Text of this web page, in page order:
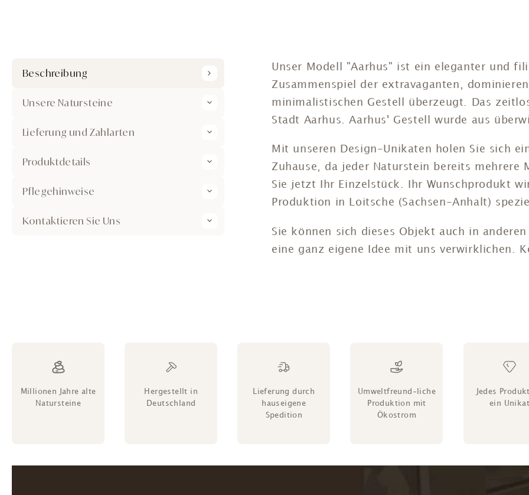
Beschreibung
Unsere Natursteine
Lieferung und Zahlarten
Produktdetails
Pflegehinweise
Kontaktieren Sie Uns
Unser Modell "Aarhus" ist ein eleganter und
Zusammenspiel der extravaganten,
minimalistischen Gestell überzeugt.
Das
Stadt Aarhus.Aarhus' Gestell wurde aus
Mit unseren Design-Unikaten holen Sie sich
Zuhause, da jeder Naturstein bereits mehrere
Sie jetzt Ihr Einzelstück. Ihr Wunschprodukt
Produktion in Loitsche (Sachsen-Anhalt)
Sie können sich dieses Objekt auch in
eine ganz eigene Idee mit uns verwirklichen.
Millionen Jahre alte
Natursteine
Hergestellt in
Deutschland
Lieferung durch
hauseigene
Spedition
Umweltfreund-liche
Produktion mit
Ökostrom
Jedes
ein